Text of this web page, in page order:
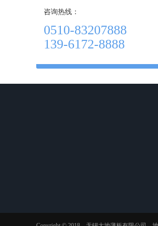
咨询热线：
0510-83207888
139-6172-8888